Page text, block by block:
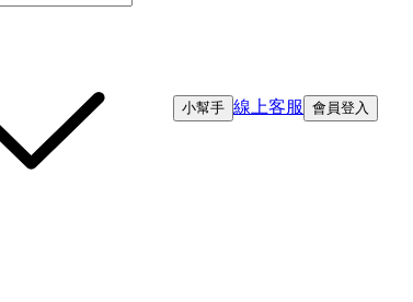
小幫手 線上客服 會員登入